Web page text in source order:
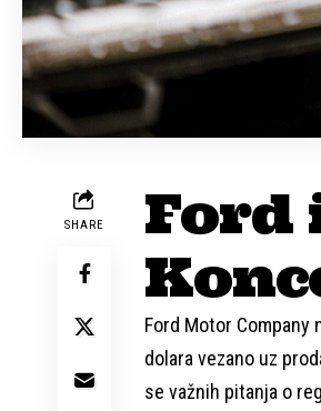
SHARE
Ford
Ford Motor
dolara vezano uz
se važnih pitanja o